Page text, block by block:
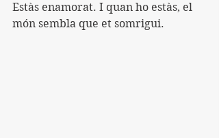
Estàs enamorat. I quan ho estàs, el
món sembla que et somrigui.